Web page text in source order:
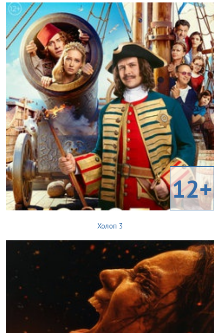
12+
Холоп 3